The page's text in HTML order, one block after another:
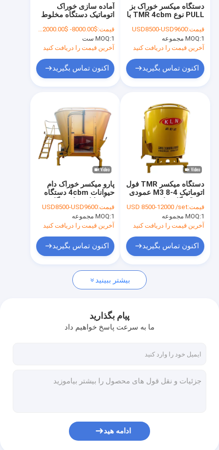
شیردوش استخوان شاه ماهی
مخزن خنک کننده شیر
آبخوری حیوانات
دستگاه مخلوط کن TMR
قفل سر گاو
پمپ خلاac پره روتاری
پناهگاه گوساله های پلاستیکی
آماده سازی خوراک
اتوماتیک دستگاه مخلوط
قیمت:$8000.00- $12000.00 piece
MOQ:1 ست
آخرین قیمت را دریافت کنید
اکنون تماس بگیرید
دستگاه میکسر خوراک بز
PULL نوع TMR 4cbm با
قیمت:USD8500-USD9600
MOQ:1 مجموعه
آخرین قیمت را دریافت کنید
اکنون تماس بگیرید
پارو میکسر خوراک دام
حیوانات 4cbm دستگاه
TMR
قیمت:USD8500-USD9600
MOQ:1 مجموعه
آخرین قیمت را دریافت کنید
اکنون تماس بگیرید
دستگاه میکسر TMR فول
اتوماتیک 4-8 M3 عمودی
قیمت:USD 8500-12000 /set
MOQ:1 مجموعه
آخرین قیمت را دریافت کنید
اکنون تماس بگیرید
بیشتر ببینید
پیام بگذارید
ما به سرعت پاسخ خواهیم داد
ادامه هید